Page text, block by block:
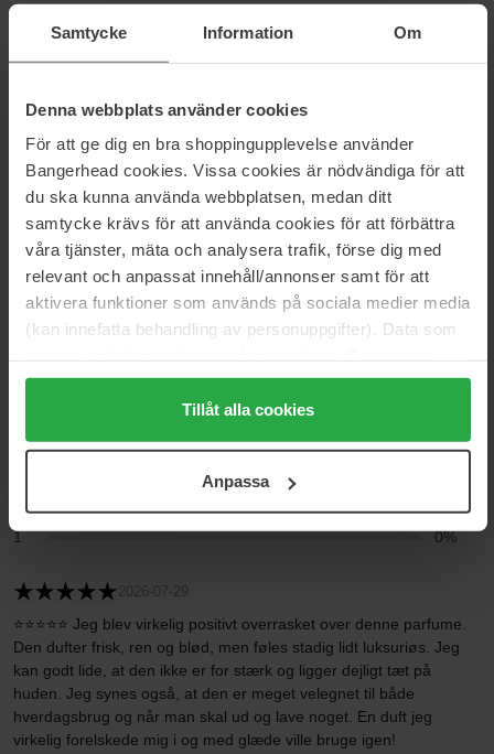
Samtycke Information Om
Denna webbplats använder cookies
För att ge dig en bra shoppingupplevelse använder
Bangerhead cookies. Vissa cookies är nödvändiga för att
du ska kunna använda webbplatsen, medan ditt
samtycke krävs för att använda cookies för att förbättra
våra tjänster, mäta och analysera trafik, förse dig med
relevant och anpassat innehåll/annonser samt för att
aktivera funktioner som används på sociala medier media
(kan innefatta behandling av personuppgifter). Data som
trycka på "Tillåt alla cookies" accepterar du alla cookies,
medan du under "Detaljer" kan anpassa användningen av
cookies. Du kan när som helst återkalla ditt samtycke.
Tillåt alla cookies
Anpassa
Parfume
Dameparfume
Anmeldelser (14)Spørgsmål og svar (0)
5
1
0%
2026-07-29
⭐⭐⭐⭐⭐ Jeg blev virkelig positivt overrasket over denne parfume.
Den dufter frisk, ren og blød, men føles stadig lidt luksuriøs. Jeg
kan godt lide, at den ikke er for stærk og ligger dejligt tæt på
huden. Jeg synes også, at den er meget velegnet til både
hverdagsbrug og når man skal ud og lave noget. En duft jeg
virkelig forelskede mig i og med glæde ville bruge igen!